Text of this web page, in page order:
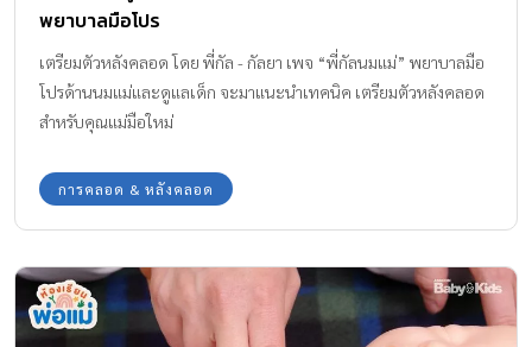
อาหาร และโภชนาการที่เหมาะสม อุปกรณ์และเครื่องมือที่ทันสมัยใน
การดูแลรักษา อาทิ ตู้อบ เครื่องส่องไฟรักษาภาวะตัวเหลืองในทารกแรก
เกิด เครื่องให้ออกซิเจนแก่ทารก เครื่องช่วยหายใจด้วยแรงดันบวก
เครื่องช่วยหายใจ หน่วยส่งเสริมการเลี้ยงลูกด้วยนมแม่ (คลินิกนมแม่)
ทีมแพทย์และพยาบาล สูติแพทย์ผู้เชี่ยวชาญสาขาเวชศาสตร์มารดา
พยาบาลมือโปร
เตรียมตัวหลังคลอด โดย พี่กัล - กัลยา เพจ “พี่กัลนมแม่” พยาบาลมือ
โปรด้านนมแม่และดูแลเด็ก จะมาแนะนำเทคนิค เตรียมตัวหลังคลอด
สำหรับคุณแม่มือใหม่
การคลอด & หลังคลอด